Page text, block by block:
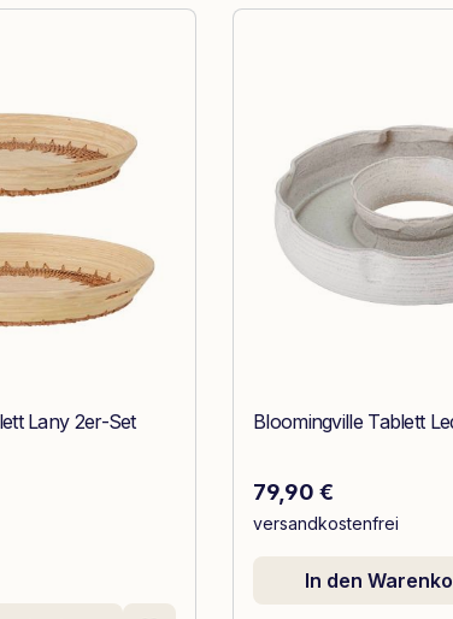
Lany 2er-Set
Bloomingville Tablett
Regulärer Preis:
79,90 €
versandkostenfrei
In den